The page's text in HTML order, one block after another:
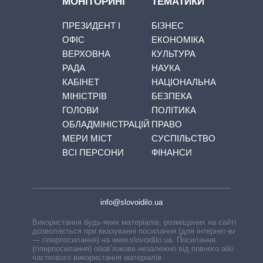
ПРЕЗИДЕНТ І
ОФІС
ВЕРХОВНА
РАДА
КАБІНЕТ
МІНІСТРІВ
ГОЛОВИ
ОБЛАДМІНІСТРАЦІЙ
МЕРИ МІСТ
ВСІ ПЕРСОНИ
БІЗНЕС
ЕКОНОМІКА
КУЛЬТУРА
НАУКА
НАЦІОНАЛЬНА
БЕЗПЕКА
ПОЛІТИКА
ПРАВО
СУСПІЛЬСТВО
ФІНАНСИ
info@slovoidilo.ua
Використання будь-яких матеріалів, розміщених на сайті,
дозволяється при вказуванні посилання (для інтернет-видань
— гіперпосилання) на www.slovoidilo.ua. Посилання
(гіперпосилання) обов’язкове незалежно від повного або
часткового використання матеріалів.